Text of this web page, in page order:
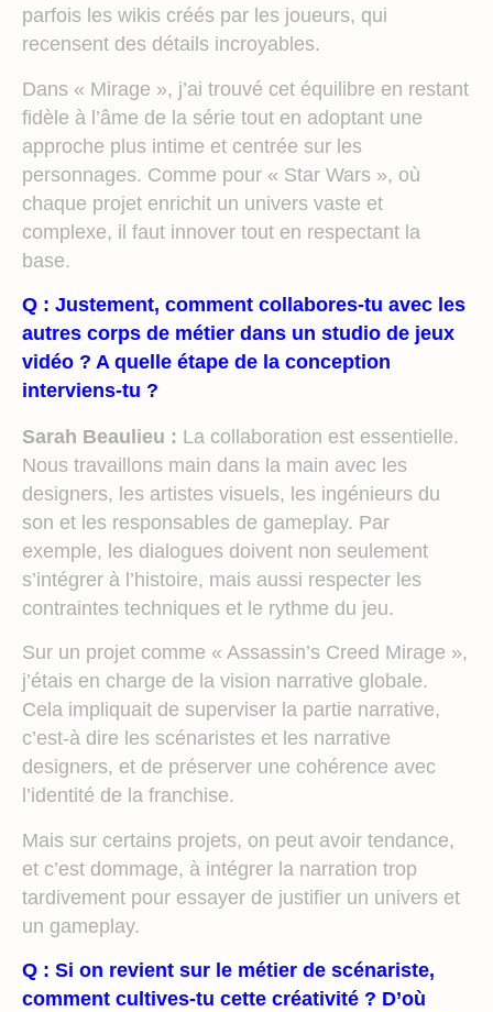
parfois les wikis créés par les joueurs, qui
recensent des détails incroyables.
Dans « Mirage », j’ai trouvé cet équilibre en restant
fidèle à l’âme de la série tout en adoptant une
approche plus intime et centrée sur les
personnages. Comme pour « Star Wars », où
chaque projet enrichit un univers vaste et
complexe, il faut innover tout en respectant la
base.
Q : Justement, comment collabores-tu avec les
autres corps de métier dans un studio de jeux
vidéo ? A quelle étape de la conception
interviens-tu ?
Sarah Beaulieu : La collaboration est essentielle.
Nous travaillons main dans la main avec les
designers, les artistes visuels, les ingénieurs du
son et les responsables de gameplay. Par
exemple, les dialogues doivent non seulement
s’intégrer à l’histoire, mais aussi respecter les
contraintes techniques et le rythme du jeu.
Sur un projet comme « Assassin’s Creed Mirage »,
j’étais en charge de la vision narrative globale.
Cela impliquait de superviser la partie narrative,
c’est-à dire les scénaristes et les narrative
designers, et de préserver une cohérence avec
l’identité de la franchise.
Mais sur certains projets, on peut avoir tendance,
et c’est dommage, à intégrer la narration trop
tardivement pour essayer de justifier un univers et
un gameplay.
Q : Si on revient sur le métier de scénariste,
comment cultives-tu cette créativité ? D’où